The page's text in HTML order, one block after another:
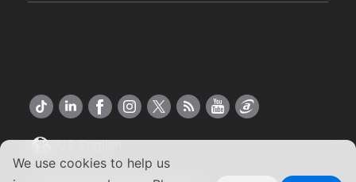
We use cookies to help us
US English